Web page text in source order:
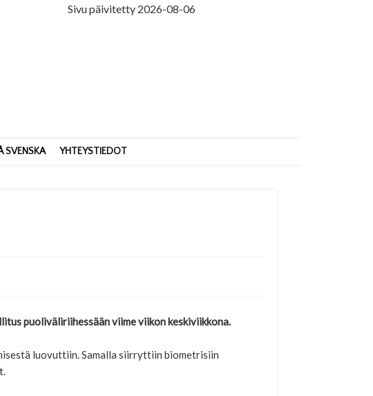
Sivu päivitetty 2026-08-06
SVENSKA YHTEYSTIEDOT
puoliväliriihessään viime viikon keskiviikkona.
luovuttiin. Samalla siirryttiin biometrisiin